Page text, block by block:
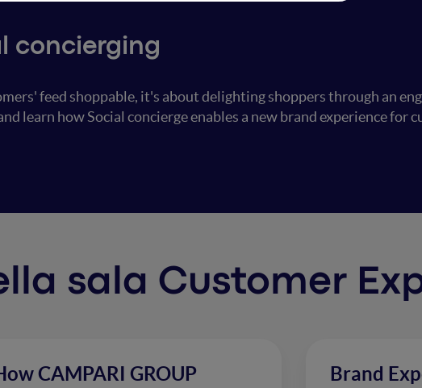
concierging
feed shoppable, it's about delighting shoppers through an
learn how Social concierge enables a new brand experience for
sala Customer
CAMPARI GROUP
Brand